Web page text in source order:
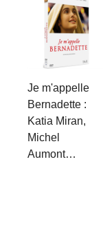
Je m'appelle
Bernadette :
Katia Miran,
Michel
Aumont…